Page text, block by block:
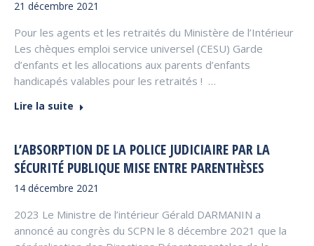
21 décembre 2021
Pour les agents et les retraités du Ministère de l’Intérieur
Les chèques emploi service universel (CESU) Garde
d’enfants et les allocations aux parents d’enfants
handicapés valables pour les retraités ! …
Lire la suite
L’ABSORPTION DE LA POLICE JUDICIAIRE PAR LA
SÉCURITÉ PUBLIQUE MISE ENTRE PARENTHÈSES
14 décembre 2021
2023 Le Ministre de l’intérieur Gérald DARMANIN a
annoncé au congrès du SCPN le 8 décembre 2021 que la